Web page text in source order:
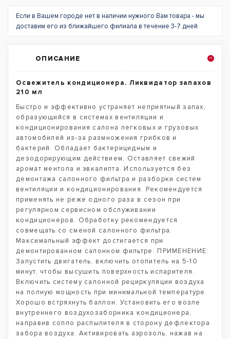
Если в Вашем городе нет в наличии нужного Вам товара - мы
доставим его из ближайшего филиала в течение 3-7 дней
ОПИСАНИЕ
Освежитель кондиционера. Ликвидатор запахов
210 мл
Быстро и эффективно устраняет неприятный запах,
образующийся в системах вентиляции и
кондиционирования салона легковых и грузовых
автомобилей из-за размножения грибков и
бактерий. Обладает бактерицидным и
дезодорирующим действием. Оставляет свежий
аромат ментола и эвкалипта. Используется без
демонтажа салонного фильтра и разборки систем
вентиляции и кондиционирования. Рекомендуется
применять не реже одного раза в сезон при
регулярном сервисном обслуживании
кондиционеров. Обработку рекомендуется
совмещать со сменой салонного фильтра.
Максимальный эффект достигается при
демонтированном салонном фильтре. ПРИМЕНЕНИЕ:
Запустить двигатель, включить отопитель на 5-10
минут, чтобы высушить поверхность испарителя.
Включить систему салонной рециркуляции воздуха
на полную мощность при минимальной температуре.
Хорошо встряхнуть баллон. Установить его возле
внутреннего воздухозаборника кондиционера,
направив сопло распылителя в сторону дефлектора
забора воздуха. Активировать аэрозоль, нажав на